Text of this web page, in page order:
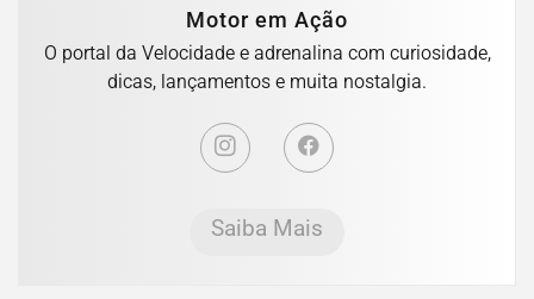
Motor em Ação
O portal da Velocidade e adrenalina com curiosidade,
dicas, lançamentos e muita nostalgia.
Saiba Mais